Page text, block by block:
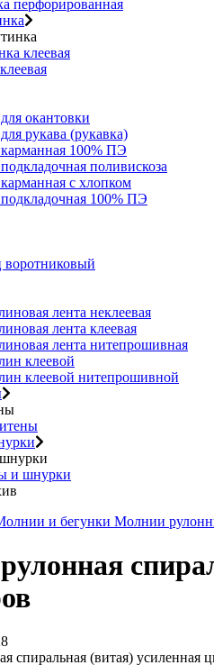
перфорированная
клеевая
окантовки
рукава (рукавка)
100% ПЭ
поливискоза
с хлопком
100% ПЭ
лента неклеевая
лента клеевая
лента нитепрошивная
клеевой
клеевой нитепрошивной
и шнурки
и бегунки Молнии